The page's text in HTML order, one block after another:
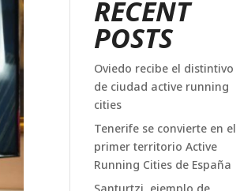
RECENT
POSTS
Oviedo recibe el distintivo
de ciudad active running
cities
Tenerife se convierte en el
primer territorio Active
Running Cities de España